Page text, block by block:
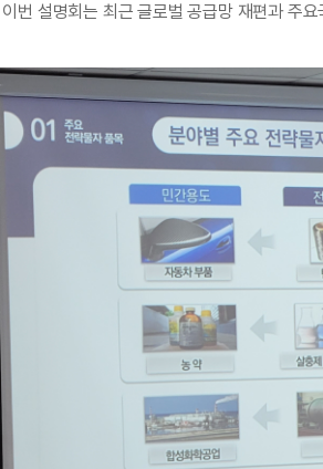
이번 설명회는 최근 글로벌 공급망 재편과 주